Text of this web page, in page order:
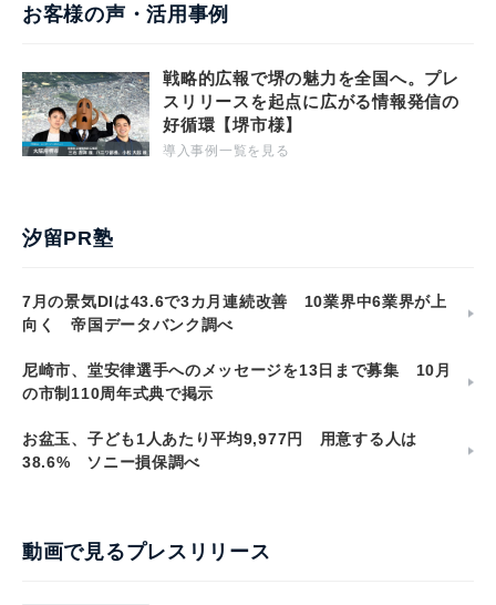
お客様の声・活用事例
戦略的広報で堺の魅力を全国へ。プレ
スリリースを起点に広がる情報発信の
好循環【堺市様】
導入事例一覧を見る
汐留PR塾
7月の景気DIは43.6で3カ月連続改善 10業界中6業界が上
向く 帝国データバンク調べ
尼崎市、堂安律選手へのメッセージを13日まで募集 10月
の市制110周年式典で掲示
お盆玉、子ども1人あたり平均9,977円 用意する人は
38.6% ソニー損保調べ
動画で見るプレスリリース